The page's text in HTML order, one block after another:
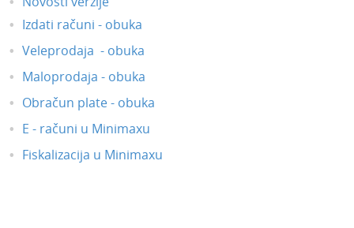
Izdati računi - obuka
Veleprodaja - obuka
Maloprodaja - obuka
Obračun plate - obuka
E - računi u Minimaxu
Fiskalizacija u Minimaxu